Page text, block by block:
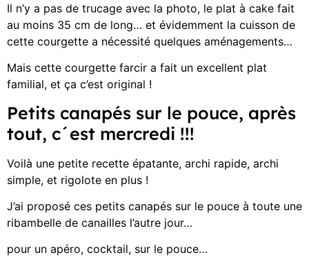
Il n’y a pas de trucage avec la photo, le plat à cake fait
au moins 35 cm de long… et évidemment la cuisson de
cette courgette a nécessité quelques aménagements…
Mais cette courgette farcir a fait un excellent plat
familial, et ça c’est original !
Petits canapés sur le pouce, après
tout, c´est mercredi !!!
Voilà une petite recette épatante, archi rapide, archi
simple, et rigolote en plus !
J’ai proposé ces petits canapés sur le pouce à toute une
ribambelle de canailles l’autre jour…
pour un apéro, cocktail, sur le pouce…